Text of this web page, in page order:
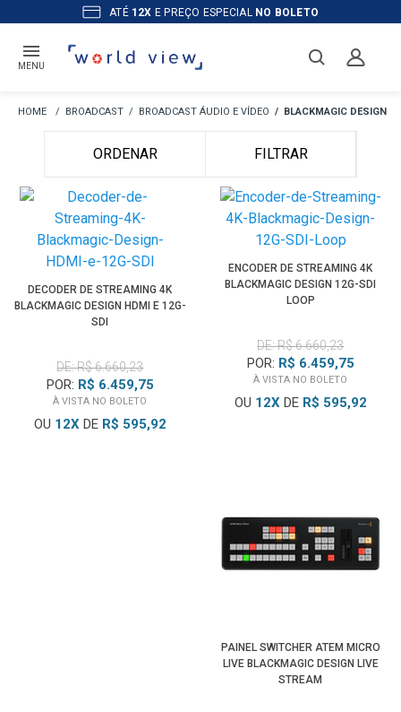
ATÉ 12X E PREÇO ESPECIAL NO BOLETO
MENU
BROADCAST BROADCAST ÁUDIO E VÍDEO BLACKMAGIC DESIGN
ORDENAR FILTRAR
DECODER DE STREAMING 4K
BLACKMAGIC DESIGN HDMI E 12G-
SDI
DE: R$ 6.660,23
POR: R$ 6.459,75
À VISTA NO BOLETO
OU 12XDE R$ 595,92
ENCODER DE STREAMING 4K
BLACKMAGIC DESIGN 12G-SDI
LOOP
DE: R$ 6.660,23
POR: R$ 6.459,75
À VISTA NO BOLETO
OU 12XDE R$ 595,92
PAINEL SWITCHER ATEM MICRO
LIVE BLACKMAGIC DESIGN LIVE
STREAM